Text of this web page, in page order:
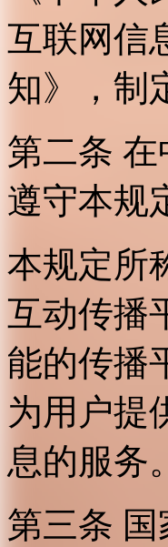
互联网信
知》，制
第二条
遵守本规
本规定所
互动传播
能的传播
为用户提
息的服务。
第三条